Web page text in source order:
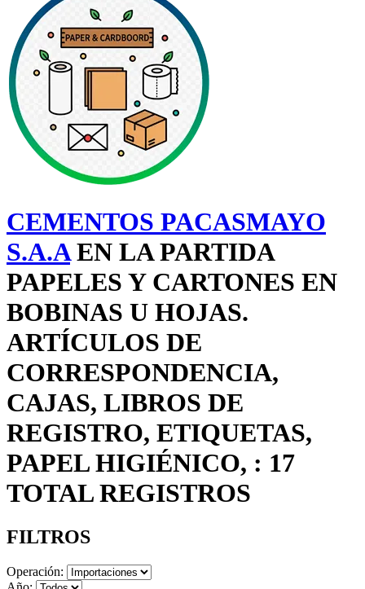
CEMENTOS PACASMAYO
S.A.AEN LA PARTIDA
PAPELES Y CARTONES EN
BOBINAS U HOJAS.
ARTÍCULOS DE
CORRESPONDENCIA,
CAJAS, LIBROS DE
REGISTRO, ETIQUETAS,
PAPEL HIGIÉNICO, : 17
TOTAL REGISTROS
FILTROS
Operación: